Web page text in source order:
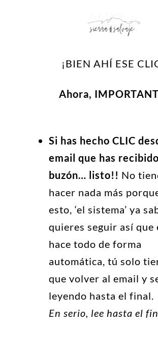
¡BIEN AHÍ ESE
Ahora,
Si has hecho CLIC
email que has
buzón… listo!! No
hacer nada más
esto, ‘el sistema’ ya
quieres seguir así que
hace todo de forma
automática, tú solo
que volver al email y
leyendo hasta el final.
En serio, lee hasta el